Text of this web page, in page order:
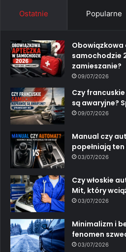
Ostatnie Popularne
samochodzie
zamieszanie?
09/07/2026
Czy
są awaryjne?
09/07/2026
Manual czy
popełniają ten
03/07/2026
Czy włoskie
Mit, który
03/07/2026
Minimalizm i
fenomen
03/07/2026